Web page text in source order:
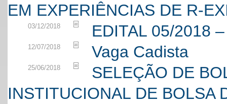
EM EXPERIÊNCIAS DE R-
03/12/2018 EDITAL 05/2018
12/07/2018 Vaga Cadista
25/06/2018
SELEÇÃO DE
INSTITUCIONAL DE BOLSA